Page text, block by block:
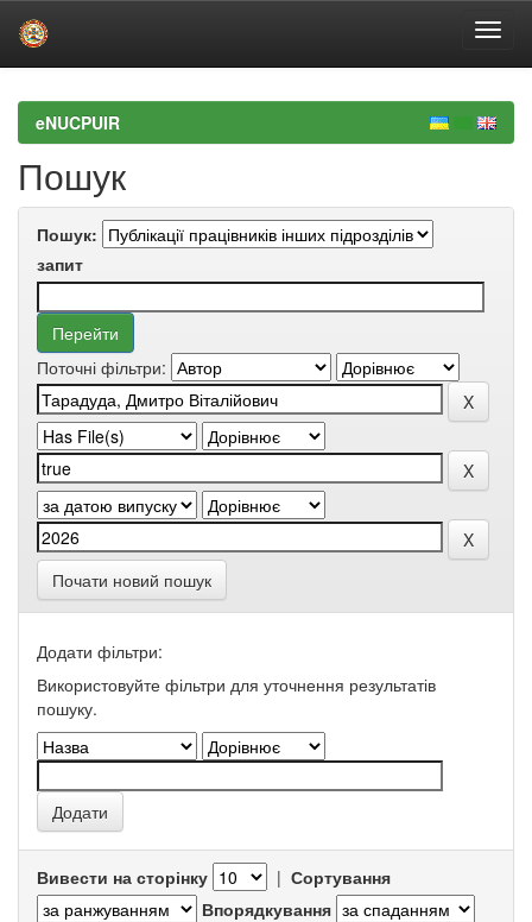
navigationeNUCPUIR
Пошук
Пошук:
запит
Поточні фільтри:
Почати новий пошук
Додати фільтри:
Використовуйте фільтри для уточнення результатів
пошуку.
Вивести на сторінку | Сортування
Впорядкування